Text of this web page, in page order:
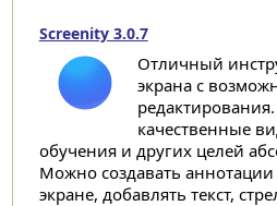
Screenity 3.0.7
Отличный
экрана с
качественные
обучения и других целей
Можно создавать
экране, добавлять текст,